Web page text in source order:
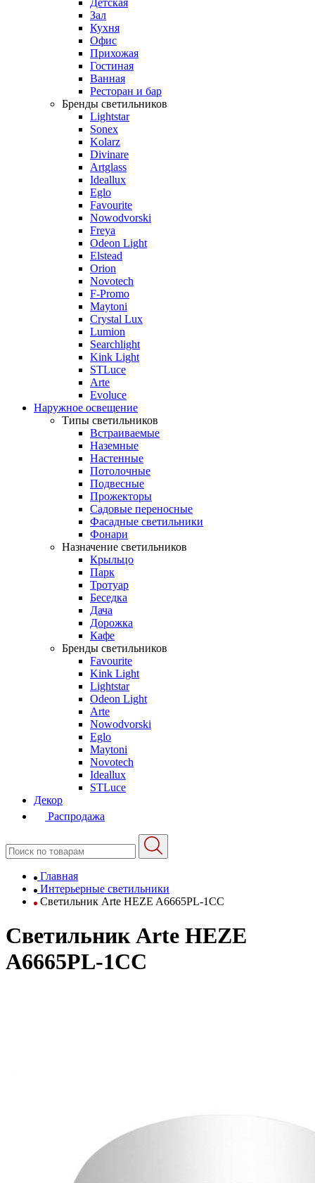
Детская
Зал
Кухня
Офис
Прихожая
Гостиная
Ванная
Ресторан и бар
Бренды светильников
Lightstar
Sonex
Kolarz
Divinare
Artglass
Ideallux
Eglo
Favourite
Nowodvorski
Freya
Odeon Light
Elstead
Orion
Novotech
F-Promo
Maytoni
Crystal Lux
Lumion
Searchlight
Kink Light
STLuce
Arte
Evoluce
Наружное освещение
Типы светильников
Встраиваемые
Наземные
Настенные
Потолочные
Подвесные
Прожекторы
Садовые переносные
Фасадные светильники
Фонари
Назначение светильников
Крыльцо
Парк
Тротуар
Беседка
Дача
Дорожка
Кафе
Бренды светильников
Favourite
Kink Light
Lightstar
Odeon Light
Arte
Nowodvorski
Eglo
Maytoni
Novotech
Ideallux
STLuce
Декор
Распродажа
Главная
Интерьерные светильники
Светильник Arte HEZE A6665PL-1CC
Светильник Arte HEZE
A6665PL-1CC